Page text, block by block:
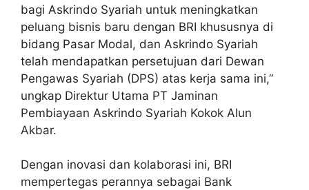
bagi Askrindo Syariah untuk meningkatkan
peluang bisnis baru dengan BRI khususnya di
bidang Pasar Modal, dan Askrindo Syariah
telah mendapatkan persetujuan dari Dewan
Pengawas Syariah (DPS) atas kerja sama ini,”
ungkap Direktur Utama PT Jaminan
Pembiayaan Askrindo Syariah Kokok Alun
Akbar.
Dengan inovasi dan kolaborasi ini, BRI
mempertegas perannya sebagai Bank